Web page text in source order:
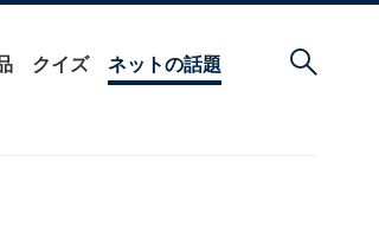
クイズ ネットの話題